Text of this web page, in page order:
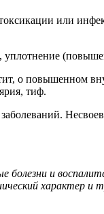
или
о повышенном
тиф.
и
характер и